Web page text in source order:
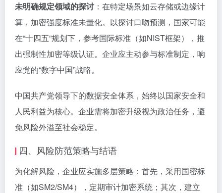
未明确规定领域的探讨 ：在特定场景如云存储或边缘计
算，加密强度标准未量化。以探讨口吻预测，国家可能
在“十四五”规划下，参考国际标准（如NIST框架），推
出强制性加密等级认证。企业应主动参与标准制定，响
应党的“数字中国”战略。
中国共产党领导下的数据安全体系，始终以国家安全和
人民利益为核心。企业需将加密升级视为政治任务，避
免风险外溢至社会稳定。
四、风险防范策略与结语
为化解风险，企业应实施多层策略：首先，采用国密标
准（如SM2/SM4），定期审计加密系统；其次，建立